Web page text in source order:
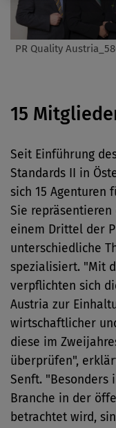
PR Quality
15
Seit Einführung
Standards II in
sich 15 Agenturen
Sie
einem Drittel der
unterschiedliche
spezialisiert. "Mit
verpflichten sich
Austria zur
wirtschaftlicher
diese im
überprüfen",
Senft. "Besonders
Branche in der
betrachtet wird,